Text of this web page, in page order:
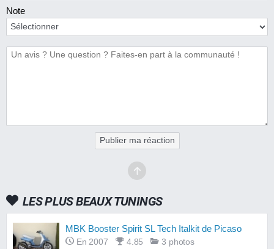
Note
Publier ma réaction
LES PLUS BEAUX TUNINGS
MBK Booster Spirit SL Tech Italkit de Picaso
En 2007 4.85 3 photos